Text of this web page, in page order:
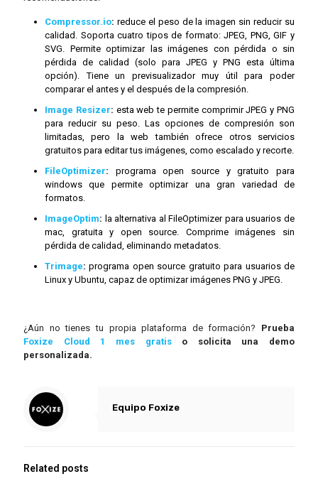
Compressor.io: reduce el peso de la imagen sin reducir su
calidad. Soporta cuatro tipos de formato: JPEG, PNG, GIF y
SVG. Permite optimizar las imágenes con pérdida o sin
pérdida de calidad (solo para JPEG y PNG esta última
opción). Tiene un previsualizador muy útil para poder
comparar el antes y el después de la compresión.
Image Resizer: esta web te permite comprimir JPEG y PNG
para reducir su peso. Las opciones de compresión son
limitadas, pero la web también ofrece otros servicios
gratuitos para editar tus imágenes, como escalado y recorte.
FileOptimizer: programa open source y gratuito para
windows que permite optimizar una gran variedad de
formatos.
ImageOptim: la alternativa al FileOptimizer para usuarios de
mac, gratuita y open source. Comprime imágenes sin
pérdida de calidad, eliminando metadatos.
Trimage:programa open source gratuito para usuarios de
Linux y Ubuntu, capaz de optimizar imágenes PNG y JPEG.
¿Aún no tienes tu propia plataforma de formación? Prueba
Foxize Cloud 1 mes gratiso solicita una demo
personalizada.
Equipo Foxize
Related posts